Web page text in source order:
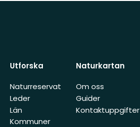
Utforska
Naturreservat
Leder
Län
Kommuner
Naturkartan
Om oss
Guider
Kontaktuppgifter